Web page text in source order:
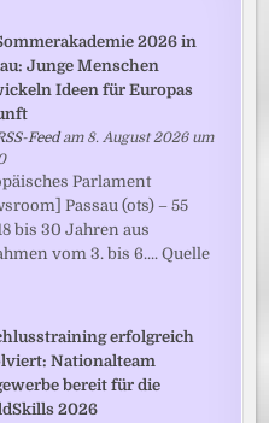
2026 in
Junge Menschen
Ideen für Europas
Feedam 8. August 2026 um
Parlament
Passau (ots) – 55
bis 30 Jahren aus
vom 3. bis 6.... Quelle
erfolgreich
Nationalteam
bereit für die
2026